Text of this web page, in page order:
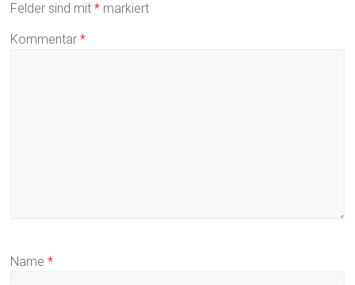
Felder sind mit* markiert
Kommentar*
Name*